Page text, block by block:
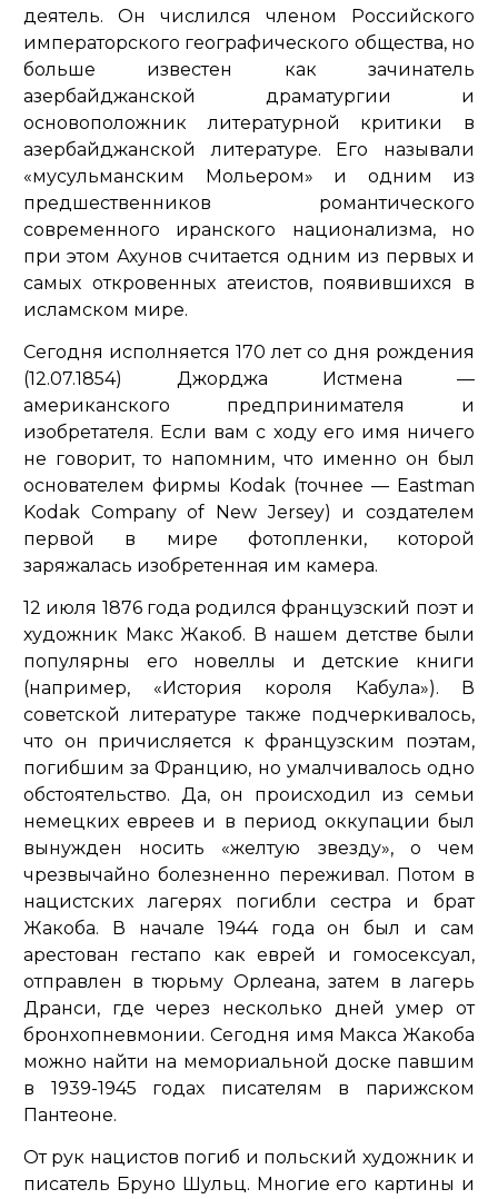
деятель. Он числился членом Российского
императорского географического общества, но
больше известен как зачинатель
азербайджанской драматургии и
основоположник литературной критики в
азербайджанской литературе. Его называли
«мусульманским Мольером» и одним из
предшественников романтического
современного иранского национализма, но
при этом Ахунов считается одним из первых и
самых откровенных атеистов, появившихся в
исламском мире.
Сегодня исполняется 170 лет со дня рождения
(12.07.1854) Джорджа Истмена —
американского предпринимателя и
изобретателя. Если вам с ходу его имя ничего
не говорит, то напомним, что именно он был
основателем фирмы Kodak (точнее — Eastman
Kodak Company of New Jersey) и создателем
первой в мире фотопленки, которой
заряжалась изобретенная им камера.
12 июля 1876 года родился французский поэт и
художник Макс Жакоб. В нашем детстве были
популярны его новеллы и детские книги
(например, «История короля Кабула»). В
советской литературе также подчеркивалось,
что он причисляется к французским поэтам,
погибшим за Францию, но умалчивалось одно
обстоятельство. Да, он происходил из семьи
немецких евреев и в период оккупации был
вынужден носить «желтую звезду», о чем
чрезвычайно болезненно переживал. Потом в
нацистских лагерях погибли сестра и брат
Жакоба. В начале 1944 года он был и сам
арестован гестапо как еврей и гомосексуал,
отправлен в тюрьму Орлеана, затем в лагерь
Дранси, где через несколько дней умер от
бронхопневмонии. Сегодня имя Макса Жакоба
можно найти на мемориальной доске павшим
в 1939-1945 годах писателям в парижском
Пантеоне.
От рук нацистов погиб и польский художник и
писатель Бруно Шульц. Многие его картины и